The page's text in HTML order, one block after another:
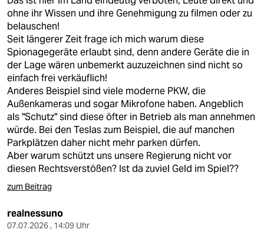
ohne ihr Wissen und ihre Genehmigung zu filmen oder zu
belauschen!
Seit längerer Zeit frage ich mich warum diese
Spionagegeräte erlaubt sind, denn andere Geräte die in
der Lage wären unbemerkt auzuzeichnen sind nicht so
einfach frei verkäuflich!
Anderes Beispiel sind viele moderne PKW, die
Außenkameras und sogar Mikrofone haben. Angeblich
als "Schutz" sind diese öfter in Betrieb als man annehmen
würde. Bei den Teslas zum Beispiel, die auf manchen
Parkplätzen daher nicht mehr parken dürfen.
Aber warum schützt uns unsere Regierung nicht vor
diesen Rechtsverstößen? Ist da zuviel Geld im Spiel??
zum Beitrag
realnessuno
07.07.2026 , 14:09 Uhr